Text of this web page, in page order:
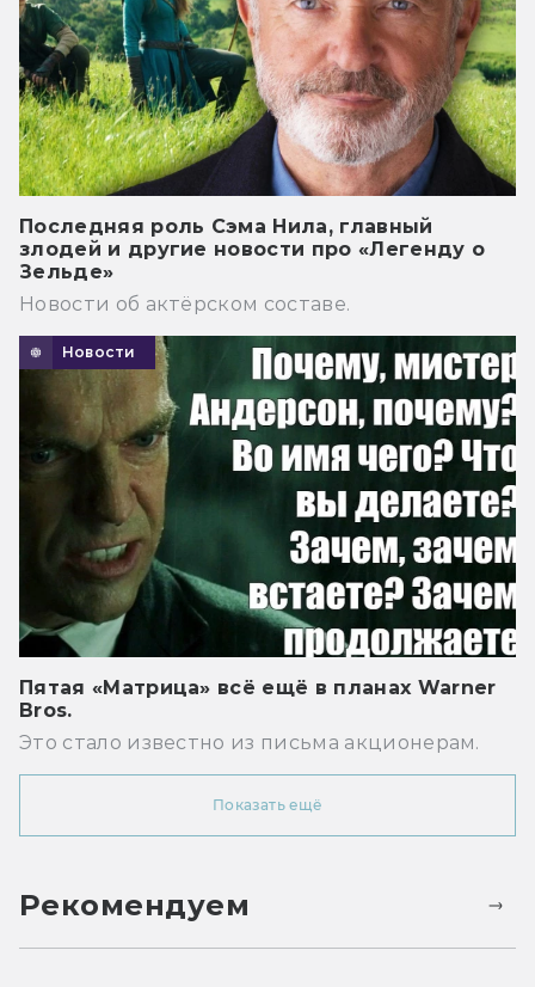
Последняя роль Сэма Нила, главный
злодей и другие новости про «Легенду о
Зельде»
Новости об актёрском составе.
Новости
Пятая «Матрица» всё ещё в планах Warner
Bros.
Это стало известно из письма акционерам.
Показать ещё
Рекомендуем